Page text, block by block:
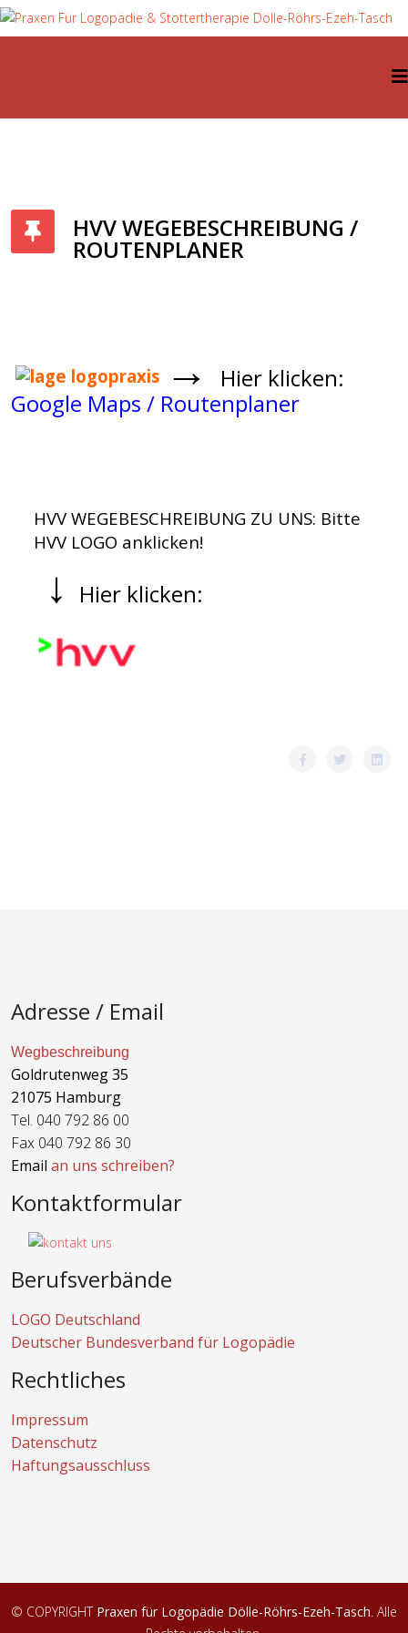
HVV WEGEBESCHREIBUNG /
ROUTENPLANER
→
Hier klicken:
Google Maps / Routenplaner
HVV WEGEBESCHREIBUNG ZU UNS: Bitte
HVV LOGO anklicken!
↓ Hier klicken:
Adresse / Email
Wegbeschreibung
Goldrutenweg 35
21075 Hamburg
Tel. 040 792 86 00
Fax 040 792 86 30
Email an uns schreiben?
Kontaktformular
Berufsverbände
LOGO Deutschland
Deutscher Bundesverband für Logopädie
Rechtliches
Impressum
Datenschutz
Haftungsausschluss
© COPYRIGHT Praxen für Logopädie Dölle-Röhrs-Ezeh-Tasch. Alle